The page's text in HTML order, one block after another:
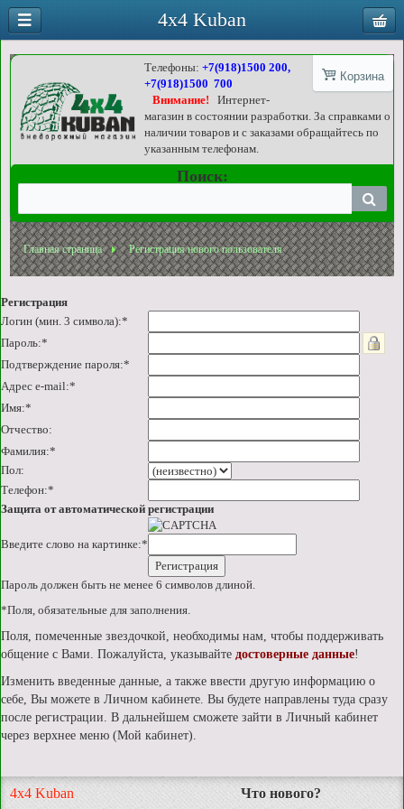
Корзина
Телефоны:+7(918)1500 200,
+7(918)1500 700
Внимание!
Интернет-
магазин в состоянии разработки. За справками о
наличии товаров и с заказами обращайтесь по
указанным телефонам.
Поиск:
Главная страница Регистрация нового пользователя
Регистрация
Логин (мин. 3 символа):*
Пароль:*
Подтверждение пароля:*
Адрес e-mail:*
Имя:*
Отчество:
Фамилия:*
Пол:
Телефон:*
Защита от автоматической регистрации
Введите слово на картинке:*
Пароль должен быть не менее 6 символов длиной.
*Поля, обязательные для заполнения.
Поля, помеченные звездочкой, необходимы нам, чтобы поддерживать
общение с Вами. Пожалуйста, указывайте достоверные данные!
Изменить введенные данные, а также ввести другую информацию о
себе, Вы можете в Личном кабинете. Вы будете направлены туда сразу
после регистрации. В дальнейшем сможете зайти в Личный кабинет
через верхнее меню (Мой кабинет).
4x4 Kuban Что нового?
4x4 Kuban